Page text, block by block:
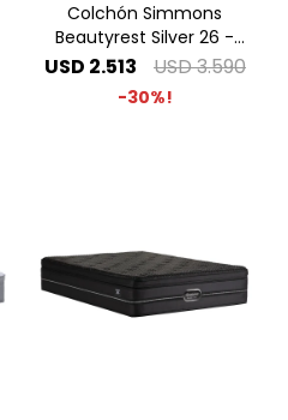
Colchón Simmons
Beautyrest Silver 26 -
2.00 x 2.00 Super King
USD 2.513 USD3.590
30